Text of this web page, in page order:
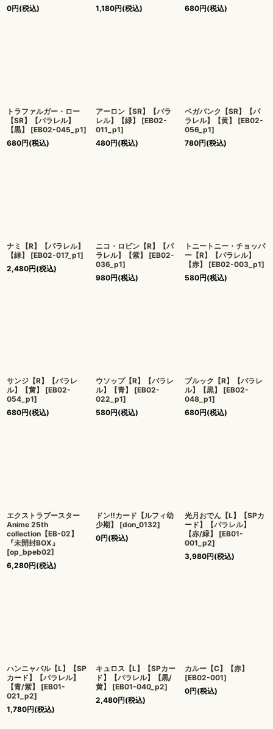
0円(税込)
1,180円(税込)
680円(税込)
トラファルガー・ロー
【SR】【パラレル】
【黒】
[EB02-045_p1]
680円(税込)
アーロン【SR】【パラ
レル】【緑】
[EB02-
011_p1]
480円(税込)
ベガパンク【SR】【パ
ラレル】【黄】
[EB02-
056_p1]
780円(税込)
ナミ【R】【パラレル】
【緑】
[EB02-017_p1]
2,480円(税込)
ニコ・ロビン【R】【パ
ラレル】【紫】
[EB02-
036_p1]
980円(税込)
トニートニー・チョッパ
ー【R】【パラレル】
【赤】
[EB02-003_p1]
580円(税込)
サンジ【R】【パラレ
ル】【黄】
[EB02-
054_p1]
680円(税込)
ウソップ【R】【パラレ
ル】【青】
[EB02-
022_p1]
580円(税込)
ブルック【R】【パラレ
ル】【黒】
[EB02-
048_p1]
680円(税込)
エクストラブースター
Anime 25th
collection【EB-02】
『未開封BOX』
[op_bpeb02]
6,280円(税込)
ドン!!カード【ルフィ幼
少期】
[don_0132]
0円(税込)
光月おでん【L】【SPカ
ード】【パラレル】
【赤/緑】
[EB01-
001_p2]
3,980円(税込)
ハンニャバル【L】【SP
カード】【パラレル】
【青/紫】
[EB01-
021_p2]
1,780円(税込)
キュロス【L】【SPカー
ド】【パラレル】【黒/
黄】
[EB01-040_p2]
2,480円(税込)
カルー【C】【赤】
[EB02-001]
0円(税込)